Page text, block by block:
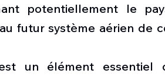
potentiellement le
futur système aérien de
un élément essentiel